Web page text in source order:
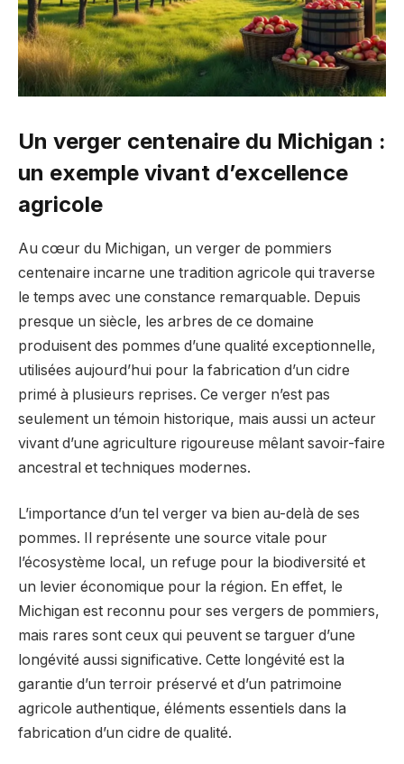
Un verger centenaire du Michigan :
un exemple vivant d’excellence
agricole
Au cœur du Michigan, un verger de pommiers
centenaire incarne une tradition agricole qui traverse
le temps avec une constance remarquable. Depuis
presque un siècle, les arbres de ce domaine
produisent des pommes d’une qualité exceptionnelle,
utilisées aujourd’hui pour la fabrication d’un cidre
primé à plusieurs reprises. Ce verger n’est pas
seulement un témoin historique, mais aussi un acteur
vivant d’une agriculture rigoureuse mêlant savoir-faire
ancestral et techniques modernes.
L’importance d’un tel verger va bien au-delà de ses
pommes. Il représente une source vitale pour
l’écosystème local, un refuge pour la biodiversité et
un levier économique pour la région. En effet, le
Michigan est reconnu pour ses vergers de pommiers,
mais rares sont ceux qui peuvent se targuer d’une
longévité aussi significative. Cette longévité est la
garantie d’un terroir préservé et d’un patrimoine
agricole authentique, éléments essentiels dans la
fabrication d’un cidre de qualité.